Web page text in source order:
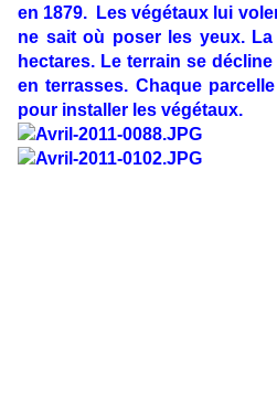
en 1879. Les végétaux lui
ne sait où poser les yeux. La
hectares. Le terrain se
en terrasses. Chaque
pour installer les végétaux.